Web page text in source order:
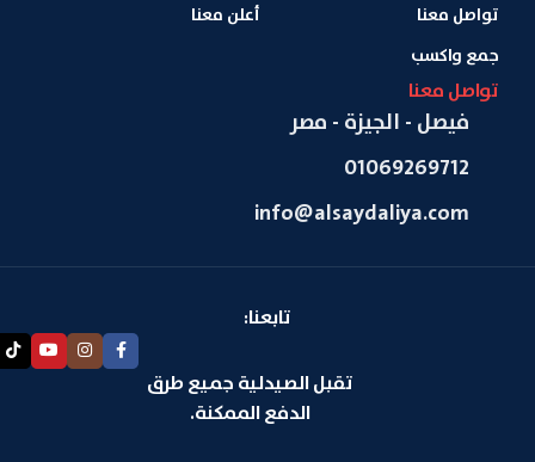
تواصل معنا
جمع واكسب
أعلن معنا
تواصل معنا
فيصل - الجيزة - مصر
01069269712
info@alsaydaliya.com
تابعنا:
تقبل الصيدلية جميع طرق
الدفع الممكنة.